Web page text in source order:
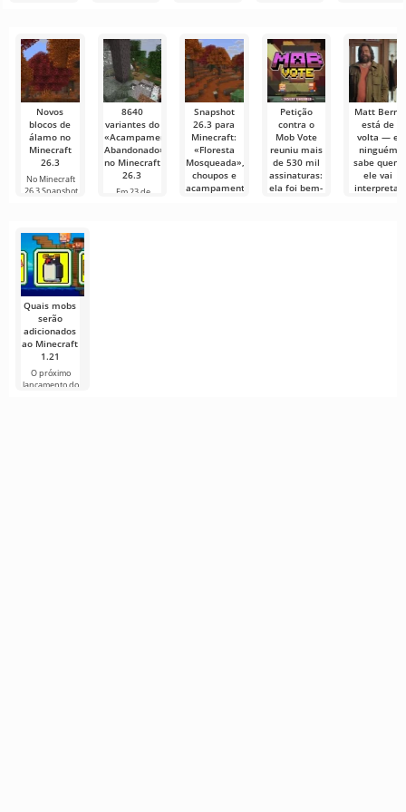
para edição de
vídeo,
garantindo um
programas de
até
outros
usuários ou
encontrar
Novos
blocos de
álamo no
Minecraft
26.3
No Minecraft
26.3 Snapshot
8640
variantes do
«Acampamento
Abandonado»
no Minecraft
26.3
Em 23 de
Snapshot
26.3 para
Minecraft:
«Floresta
Mosqueada»,
choupos e
acampamentos
Petição
contra o
Mob Vote
reuniu mais
de 530 mil
assinaturas:
ela foi bem-
Matt Berry
está de
volta — e
ninguém
sabe quem
ele vai
interpretar
Quais mobs
serão
adicionados
ao Minecraft
1.21
O próximo
lançamento do